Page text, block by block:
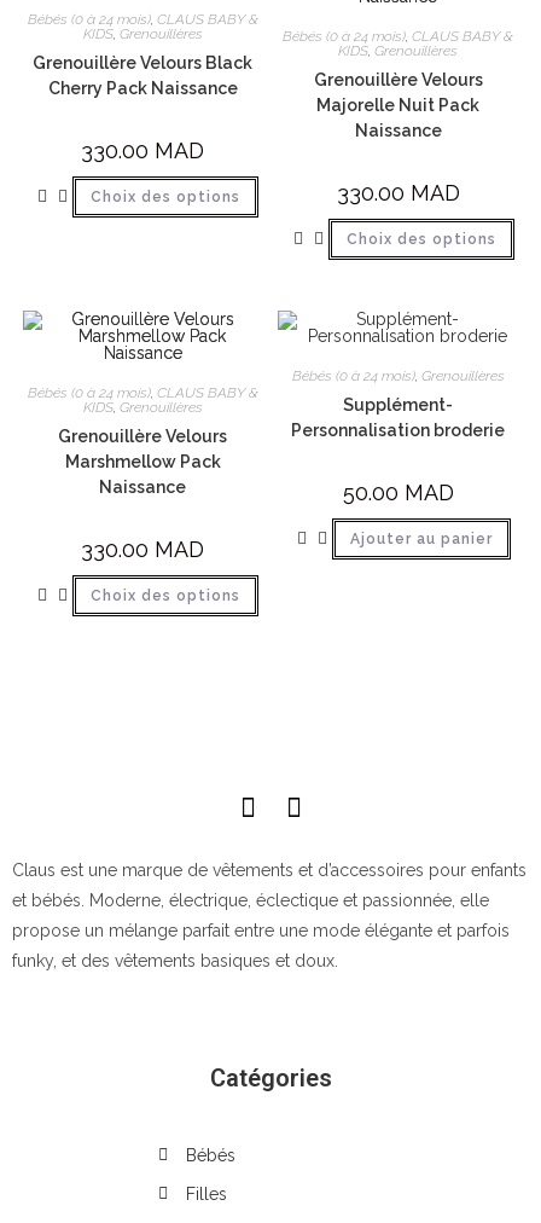
Bébés (0 à 24 mois), CLAUS BABY &
KIDS, Grenouillères
Grenouillère Velours Black
Cherry Pack Naissance
330.00 MAD
Choix des options
Bébés (0 à 24 mois) ,CLAUS BABY &
KIDS ,Grenouillères
Grenouillère Velours
Majorelle Nuit Pack
Naissance
330.00 MAD
Choix des options
Bébés (0 à 24 mois), CLAUS BABY &
KIDS, Grenouillères
Grenouillère Velours
Marshmellow Pack
Naissance
330.00 MAD
Choix des options
Bébés (0 à 24 mois), Grenouillères
Supplément-
Personnalisation broderie
50.00 MAD
Ajouter au panier
Claus est une marque de vêtements et d’accessoires pour enfants
et bébés. Moderne, électrique, éclectique et passionnée, elle
propose un mélange parfait entre une mode élégante et parfois
funky, et des vêtements basiques et doux.
Catégories
Bébés
Filles